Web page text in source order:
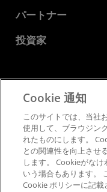
キャリア
お問い合わせ
メディア ライブラリ
デベロッパー セント
ケース スタディ
パートナー
AMD パートナー ハブ
投資家
財務情報
取締役会
SEC 提出書類
サ
Cookie 通知
このサイトでは、当社
使用して、ブラウジン
れたものにします。
との関連性を向上させ
します。 Cookieがな
いう場合もあります。
Cookie ポリシーに記